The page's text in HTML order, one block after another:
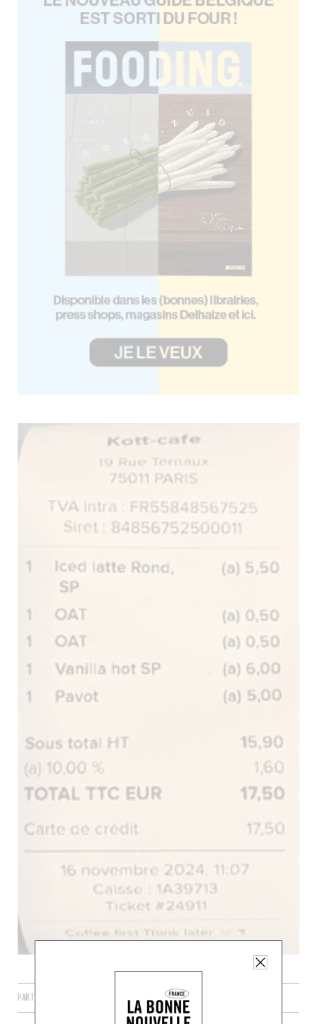
PARTAGER